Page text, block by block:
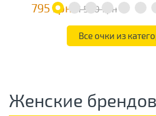
795 грн 1 590 грн
Все очки из
Женские